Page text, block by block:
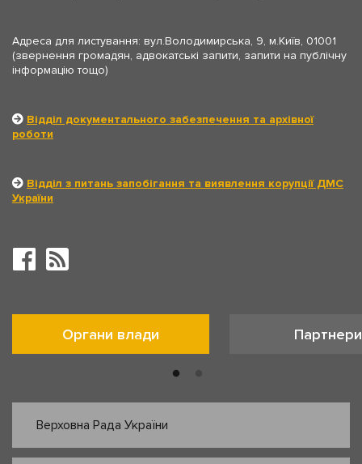
Адреса для листування: вул.Володимирська, 9, м.Київ, 01001
(звернення громадян, адвокатські запити, запити на публічну
інформацію тощо)
Відділ документального забезпечення та архівної
роботи
Відділ з питань запобігання та виявлення корупції ДМС
України
Органи влади Партнери
Верховна Рада України